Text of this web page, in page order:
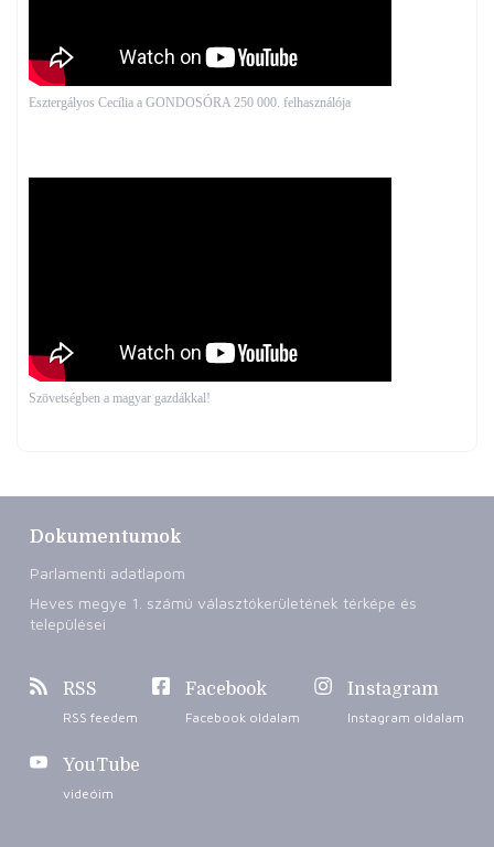
Esztergályos Cecília a GONDOSÓRA 250 000. felhasználója
Szövetségben a magyar gazdákkal!
Dokumentumok
Parlamenti adatlapom
Heves megye 1. számú választókerületének térképe és
települései
RSS
RSS feedem
Facebook
Facebook oldalam
Instagram
Instagram oldalam
YouTube
videóim